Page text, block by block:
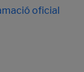
oficial